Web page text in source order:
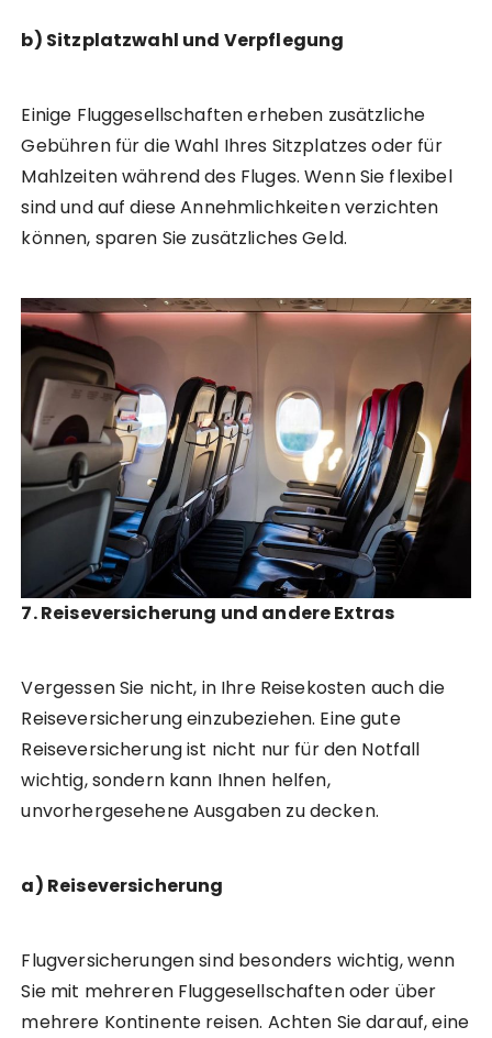
b) Sitzplatzwahl und Verpflegung
Einige Fluggesellschaften erheben zusätzliche
Gebühren für die Wahl Ihres Sitzplatzes oder für
Mahlzeiten während des Fluges. Wenn Sie flexibel
sind und auf diese Annehmlichkeiten verzichten
können, sparen Sie zusätzliches Geld.
7. Reiseversicherung und andere Extras
Vergessen Sie nicht, in Ihre Reisekosten auch die
Reiseversicherung einzubeziehen. Eine gute
Reiseversicherung ist nicht nur für den Notfall
wichtig, sondern kann Ihnen helfen,
unvorhergesehene Ausgaben zu decken.
a) Reiseversicherung
Flugversicherungen sind besonders wichtig, wenn
Sie mit mehreren Fluggesellschaften oder über
mehrere Kontinente reisen. Achten Sie darauf, eine